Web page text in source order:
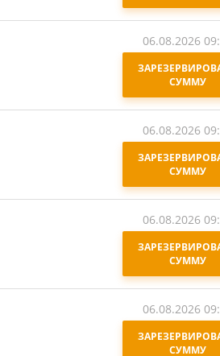
06.08.2026
СУММУ
06.08.2026
СУММУ
06.08.2026
СУММУ
06.08.2026
СУММУ